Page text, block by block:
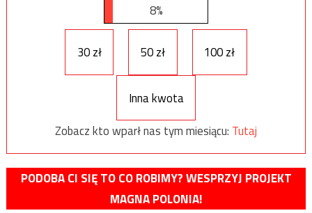
8%
30 zł 50 zł 100 zł
Inna kwota
Zobacz kto wparł nas tym miesiącu: Tutaj
PODOBA CI SIĘ TO CO ROBIMY? WESPRZYJ PROJEKT
MAGNA POLONIA!